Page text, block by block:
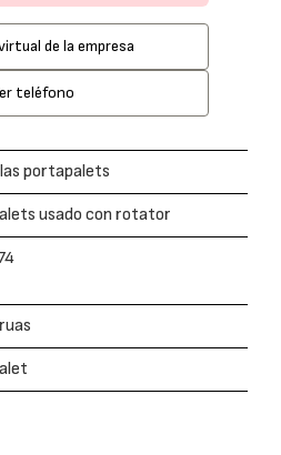
de la empresa
teléfono
portapalets
usado con rotator